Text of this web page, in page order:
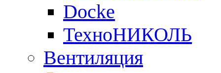
Docke
ТехноНИКОЛЬ
Вентиляция